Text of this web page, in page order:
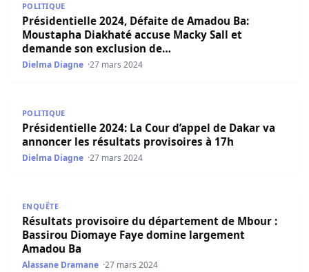
POLITIQUE
Présidentielle 2024, Défaite de Amadou Ba:
Moustapha Diakhaté accuse Macky Sall et
demande son exclusion de…
Dielma Diagne 27 mars 2024
POLITIQUE
Présidentielle 2024: La Cour d’appel de Dakar va
annoncer les résultats provisoires à 17h
Dielma Diagne 27 mars 2024
ENQUÊTE
Résultats provisoire du département de Mbour :
Bassirou Diomaye Faye domine largement
Amadou Ba
Alassane Dramane 27 mars 2024